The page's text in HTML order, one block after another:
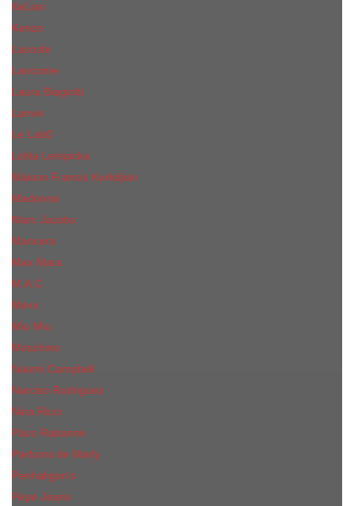
КиLian
Kenzo
Lacoste
Lancome
Laura Biagiotti
Lanvin
Lе Lab0
Lolita Lempicka
Maison Francis Kurkdjian
Madonna
Marc Jacobs
Mancera
Max Mara
M.А.C.
Mexx
Miu Miu
Mоsсhino
Naomi Campbell
Narciso Rodriguez
Nina Ricci
Paco Rabanne
Parfums de Marly
Penhaligon's
Pepe Jeans